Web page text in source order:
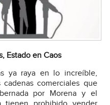
Estado en Caos
ya raya en lo increíble,
comerciales que
por Morena y el